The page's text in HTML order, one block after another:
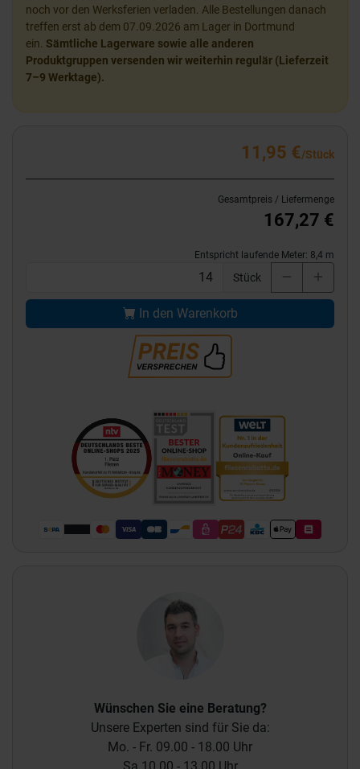
noch vor den Werksferien verladen. Alle Bestellungen danach
treffen erst ab dem 07.09.2026 am Lager in Dortmund
ein. Sämtliche Lagerware sowie alle anderen
Produktgruppen versenden wir weiterhin regulär (Lieferzeit
7–9 Werktage).
11,95 €/Stück
Gesamtpreis / Liefermenge
167,27 €
Entspricht laufende Meter: 8,4 m
Stück
In den Warenkorb
Wünschen Sie eine Beratung?
Unsere Experten sind für Sie da:
Mo. - Fr. 09.00 - 18.00 Uhr
Sa 10.00 - 13.00 Uhr